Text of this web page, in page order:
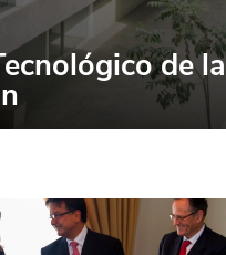
de la